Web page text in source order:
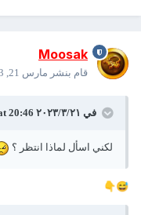
Moosak
قام بنشر مارس 21, 2023
في ٢١‏/٣‏/٢٠٢٣ at 20:46,
لكني اسأل لماذا انتظر ؟
😅
👇